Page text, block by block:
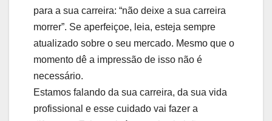
para a sua carreira: “não deixe a sua carreira
morrer”. Se aperfeiçoe, leia, esteja sempre
atualizado sobre o seu mercado. Mesmo que o
momento dê a impressão de isso não é
necessário.
Estamos falando da sua carreira, da sua vida
profissional e esse cuidado vai fazer a